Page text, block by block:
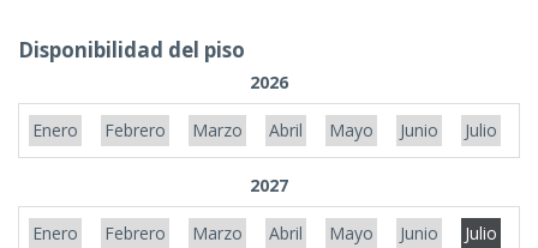
Disponibilidad del piso
2026
Enero Febrero Marzo Abril Mayo Junio Julio
2027
Enero Febrero Marzo Abril Mayo Junio Julio